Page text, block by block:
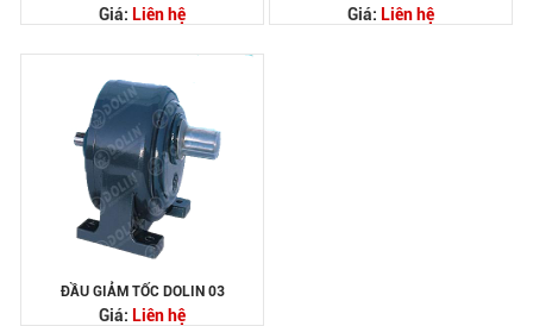
Giá: Liên hệ Giá: Liên hệ
ĐẦU GIẢM TỐC DOLIN 03
Giá: Liên hệ